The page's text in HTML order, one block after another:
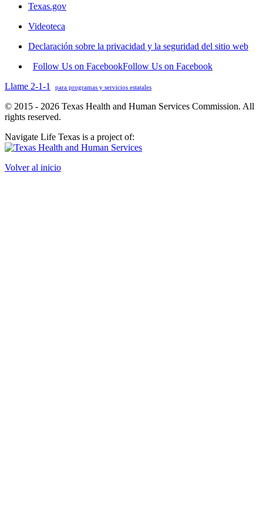
Texas.gov
Videoteca
Declaración sobre la privacidad y la seguridad del sitio web
Follow Us on FacebookFollow Us on Facebook
Llame 2-1-1
para programas y servicios estatales
© 2015 - 2026 Texas Health and Human Services Commission. All
rights reserved.
Navigate Life Texas is a project of:
Volver al inicio